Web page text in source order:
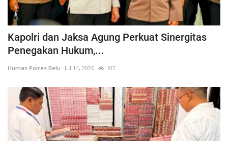
Kapolri dan Jaksa Agung Perkuat Sinergitas
Penegakan Hukum,...
Humas Polres Belu Jul 14, 2026 102